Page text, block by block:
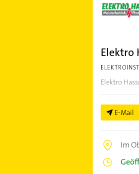
Elektro
Elektro
E-Mail
Im